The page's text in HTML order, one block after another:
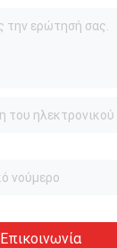
Επικοινωνία